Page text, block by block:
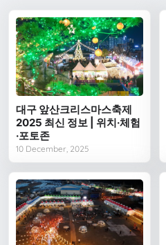
대구 앞산크리스마스축제
2025 최신 정보 | 위치·체험
·포토존
10 December, 2025